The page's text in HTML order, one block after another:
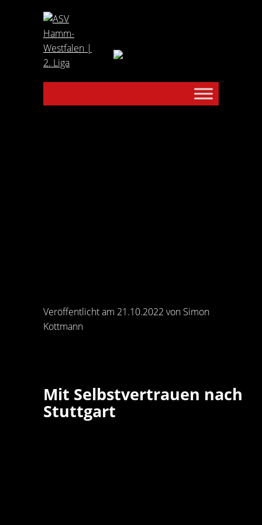
Veröffentlicht am 21.10.2022 von Simon
Kottmann
Mit Selbstvertrauen nach
Stuttgart